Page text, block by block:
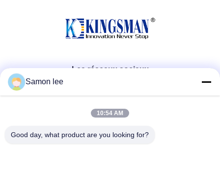
Les réseaux sociaux
Contactez rapidement
Télégramme
Samon lee
10:54 AM
Good day, what product are you looking for?